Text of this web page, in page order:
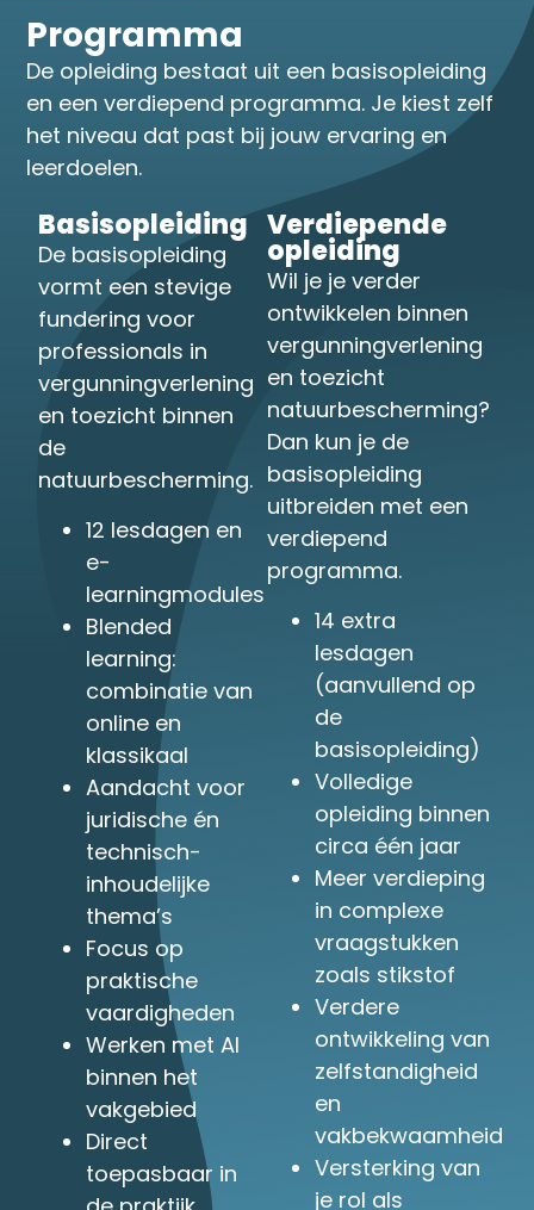
Programma
De opleiding bestaat uit een basisopleiding
en een verdiepend programma. Je kiest zelf
het niveau dat past bij jouw ervaring en
leerdoelen.
Basisopleiding
De basisopleiding
vormt een stevige
fundering voor
professionals in
vergunningverlening
en toezicht binnen
de
natuurbescherming.
12 lesdagen en
e-
learningmodules
Blended
learning:
combinatie van
online en
klassikaal
Aandacht voor
juridische én
technisch-
inhoudelijke
thema’s
Focus op
praktische
vaardigheden
Werken met AI
binnen het
vakgebied
Direct
toepasbaar in
Verdiepende
opleiding
Wil je je verder
ontwikkelen binnen
vergunningverlening
en toezicht
natuurbescherming?
Dan kun je de
basisopleiding
uitbreiden met een
verdiepend
programma.
14 extra
lesdagen
(aanvullend op
de
basisopleiding)
Volledige
opleiding binnen
circa één jaar
Meer verdieping
in complexe
vraagstukken
zoals stikstof
Verdere
ontwikkeling van
zelfstandigheid
en
vakbekwaamheid
Versterking van
je rol als